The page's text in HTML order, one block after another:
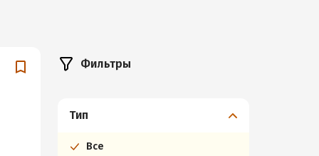
Фильтры
Тип
Все